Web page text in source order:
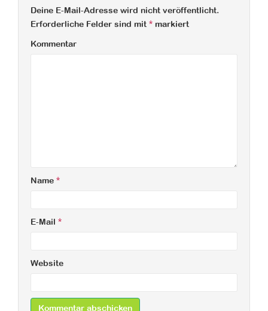
Deine E-Mail-Adresse wird nicht veröffentlicht.
Erforderliche Felder sind mit * markiert
Kommentar
Name *
E-Mail *
Website